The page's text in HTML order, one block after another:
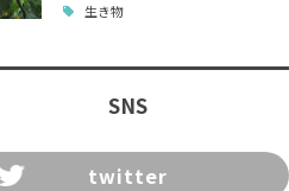
生き物
SNS
twitter